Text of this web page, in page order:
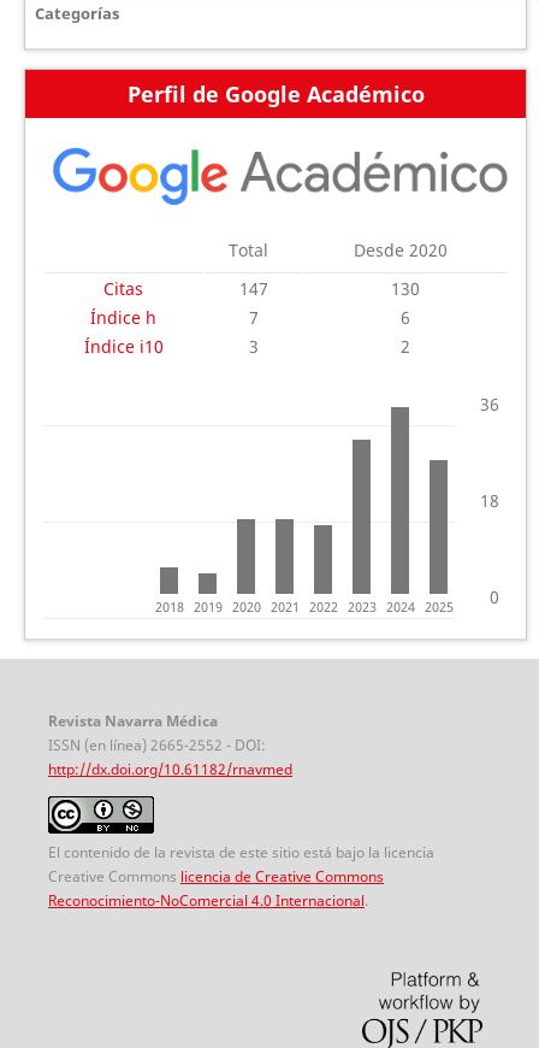
Categorías
Perfil de Google Académico
Total
Desde 2020
Citas
147
130
Índice h
7
6
Índice i10
3 2
0
36
18
2018 2019 2020 2021 2022 2023 2024 2025
Revista Navarra Médica
ISSN (en línea) 2665-2552 - DOI:
http://dx.doi.org/10.61182/rnavmed
El contenido de la revista de este sitio está bajo la licencia
Creative Commons licencia de Creative Commons
Reconocimiento-NoComercial 4.0 Internacional.